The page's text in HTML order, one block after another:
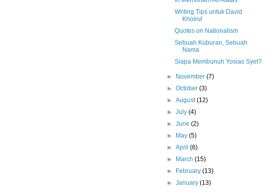
Writing Tips untuk David
Khoirul
Quotes on Nationalism
Sebuah Kuburan, Sebuah
Nama
Siapa Membunuh Yosias Syet?
► November(7)
►October(3)
►August(12)
►July(4)
►June(2)
►
May(5)
►April(6)
►
March(15)
►
February(13)
►January(13)